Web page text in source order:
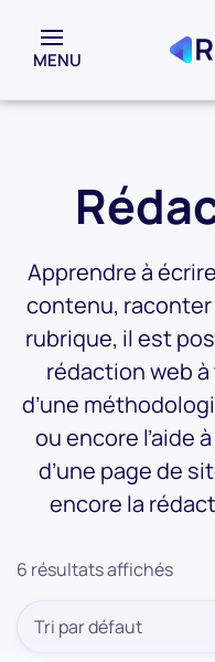
MENU
Apprendre à
contenu,
rubrique, il est
rédaction web
d’une
ou encore l’aide
d’une page de
encore la
6 résultats affichés